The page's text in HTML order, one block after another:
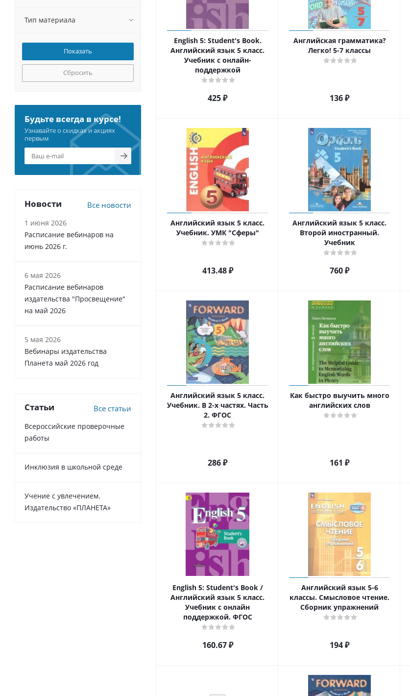
English 5: Student's Book.
Английский язык 5 класс.
Учебник с онлайн-
поддержкой
425₽
Английская грамматика?
Легко! 5-7 классы
136₽
Английский язык 5 класс.
Учебник. УМК "Сферы"
413.48₽
Английский язык 5 класс.
Второй иностранный.
Учебник
760₽
Английский язык 5 класс.
Учебник. В 2-х частях. Часть
2. ФГОС
286₽
Как быстро выучить много
английских слов
161 ₽
English 5: Student's Book /
Английский язык 5 класс.
Учебник с онлайн
поддержкой. ФГОС
160.67₽
Английский язык 5-6
классы. Смысловое чтение.
Сборник упражнений
194₽
Тип материала
Сбросить
Будьте всегда в курсе!
Узнавайте о скидках и акциях
первым
Новости Все новости
1 июня 2026
Расписание вебинаров на
июнь 2026 г.
6 мая 2026
Расписание вебинаров
издательства "Просвещение"
на май 2026
5 мая 2026
Вебинары издательства
Планета май 2026 год
Статьи Все статьи
Всероссийские проверочные
работы
Инклюзия в школьной среде
Учение с увлечением.
Издательство «ПЛАНЕТА»